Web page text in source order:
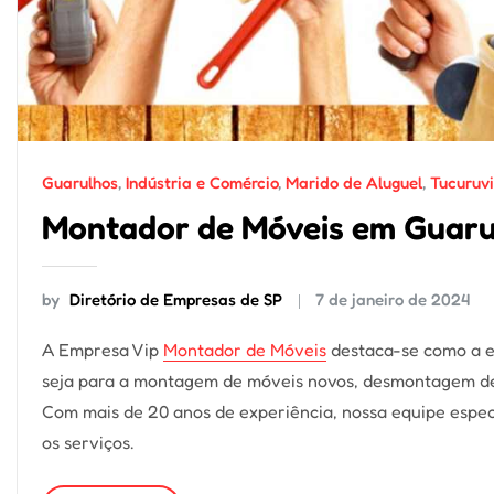
Guarulhos, Indústria e Comércio, Marido de Aluguel, Tucuruvi
Montador de Móveis em
by Diretório de Empresas de SP 7 de janeiro de 2024
A Empresa Vip Montador de Móveis destaca-se como a
seja para a montagem de móveis novos, desmontagem
Com mais de 20 anos de experiência, nossa equipe
os serviços.